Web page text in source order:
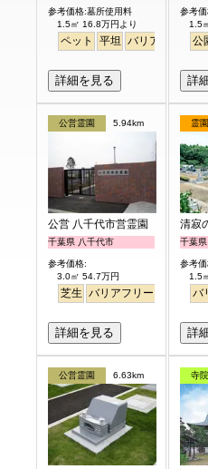
参考価格:墓所使用料
1.5㎡ 16.8万円より
ペット 平坦 バリアフリー
詳細を見る
参考
1.5
公
詳
公営霊園 5.94km
公営 八千代市営霊園
千葉県 八千代市
参考価格:
3.0㎡ 54.7万円
芝生 バリアフリー 公園墓地
詳細を見る
霊園
清寂
千葉
参考
1.5
バ
詳
公営霊園 6.63km 寺